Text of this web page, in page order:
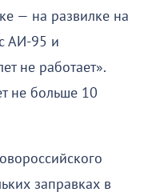
— на развилке на
АИ-95 и
не работает».
не больше 10
заправках в